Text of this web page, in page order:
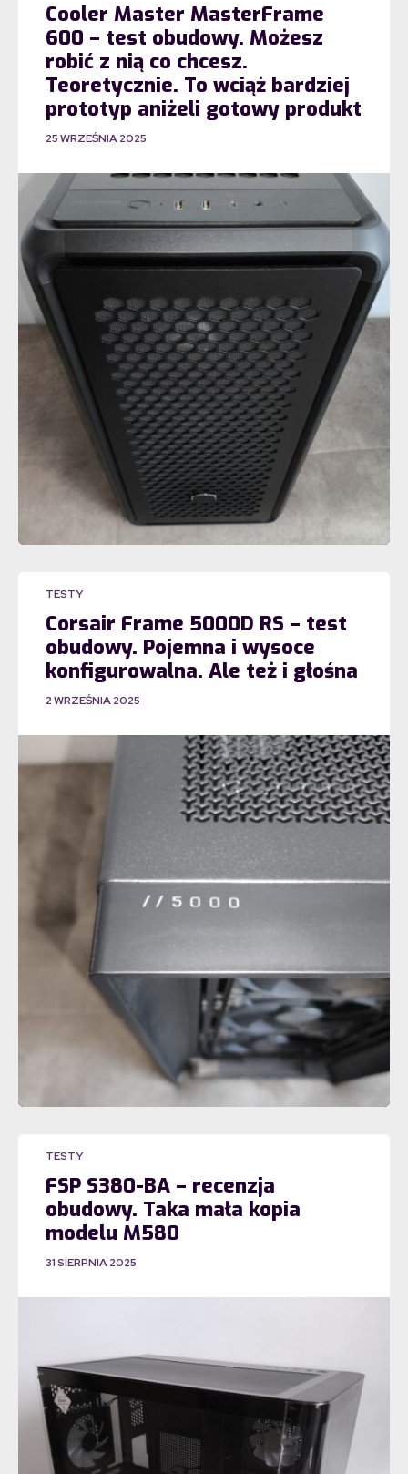
Cooler Master MasterFrame
600 – test obudowy. Możesz
robić z nią co chcesz.
Teoretycznie. To wciąż bardziej
prototyp aniżeli gotowy produkt
25 WRZEŚNIA 2025
TESTY
Corsair Frame 5000D RS – test
obudowy. Pojemna i wysoce
konfigurowalna. Ale też i głośna
2 WRZEŚNIA 2025
TESTY
FSP S380-BA – recenzja
obudowy. Taka mała kopia
modelu M580
31 SIERPNIA 2025